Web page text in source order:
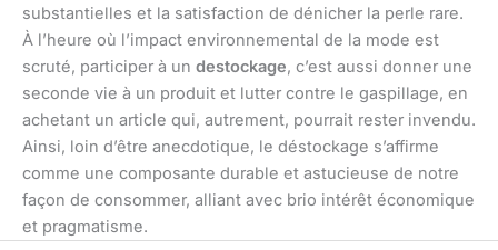
substantielles et la satisfaction de dénicher la perle rare.
À l’heure où l’impact environnemental de la mode est
scruté, participer à un destockage, c’est aussi donner une
seconde vie à un produit et lutter contre le gaspillage, en
achetant un article qui, autrement, pourrait rester invendu.
Ainsi, loin d’être anecdotique, le déstockage s’affirme
comme une composante durable et astucieuse de notre
façon de consommer, alliant avec brio intérêt économique
et pragmatisme.